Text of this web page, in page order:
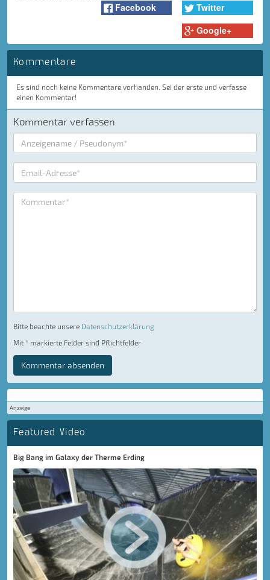
Facebook
Twitter
Google+
Kommentare
Es sind noch keine Kommentare vorhanden. Sei der erste und verfasse
einen Kommentar!
Kommentar verfassen
Bitte beachte unsere Datenschutzerklärung
Mit * markierte Felder sind Pflichtfelder
Kommentar absenden
Anzeige
Featured Video
Big Bang im Galaxy der Therme Erding